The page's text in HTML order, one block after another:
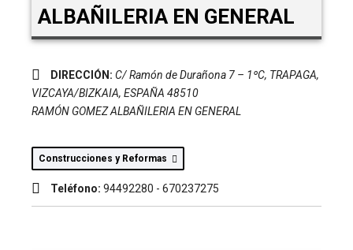
ALBAÑILERIA EN GENERAL
DIRECCIÓN: C/ Ramón de Durañona 7 – 1ºC, TRAPAGA,
VIZCAYA/BIZKAIA, ESPAÑA 48510
RAMÓN GOMEZ ALBAÑILERIA EN GENERAL
Construcciones y Reformas
Teléfono: 94492280 - 670237275